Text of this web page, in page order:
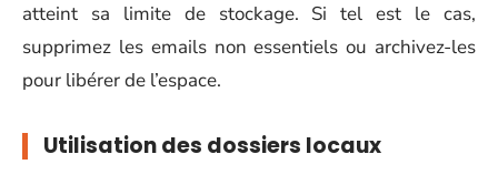
atteint sa limite de stockage. Si tel est le cas,
supprimez les emails non essentiels ou archivez-les
pour libérer de l’espace.
Utilisation des dossiers locaux